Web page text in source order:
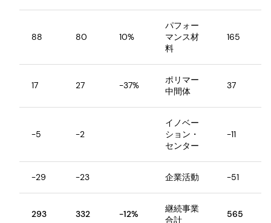
88 80 10%
パフォー
マンス材
料
165
17 27 -37%
ポリマー
中間体
37
-5 -2
イノベー
ション・
センター
-11
-29 -23 企業活動 -51
293 332 -12%
継続事業
合計
565